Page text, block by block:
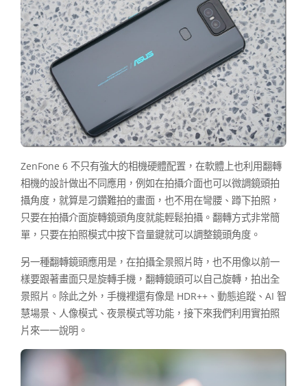
ZenFone 6 不只有強大的相機硬體配置，在軟體上也利用翻轉
相機的設計做出不同應用，例如在拍攝介面也可以微調鏡頭拍
攝角度，就算是刁鑽難拍的畫面，也不用在彎腰、蹲下拍照，
只要在拍攝介面旋轉鏡頭角度就能輕鬆拍攝。翻轉方式非常簡
單，只要在拍照模式中按下音量鍵就可以調整鏡頭角度。
另一種翻轉鏡頭應用是，在拍攝全景照片時，也不用像以前一
樣要跟著畫面只是旋轉手機，翻轉鏡頭可以自己旋轉，拍出全
景照片。除此之外，手機裡還有像是 HDR++、動態追蹤、AI 智
慧場景、人像模式、夜景模式等功能，接下來我們利用實拍照
片來一一說明。